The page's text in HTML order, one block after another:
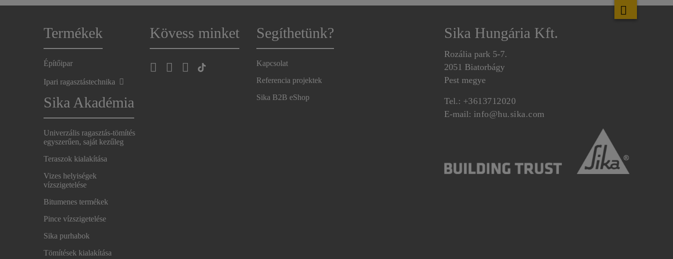
Termékek
Építőipar
Ipari ragasztástechnika
Sika Akadémia
Univerzális ragasztás-tömítés
egyszerűen, saját kezűleg
Teraszok kialakítása
Vizes helyiségek
vízszigetelése
Bitumenes termékek
Pince vízszigetelése
Sika purhabok
Tömítések kialakítása
Kövess minket Segíthetünk?
Kapcsolat
Referencia projektek
Sika B2B eShop
Sika Hungária Kft.
Rozália park 5-7.
2051 Biatorbágy
Pest megye
Tel.: +3613712020
E-mail: info@hu.sika.com